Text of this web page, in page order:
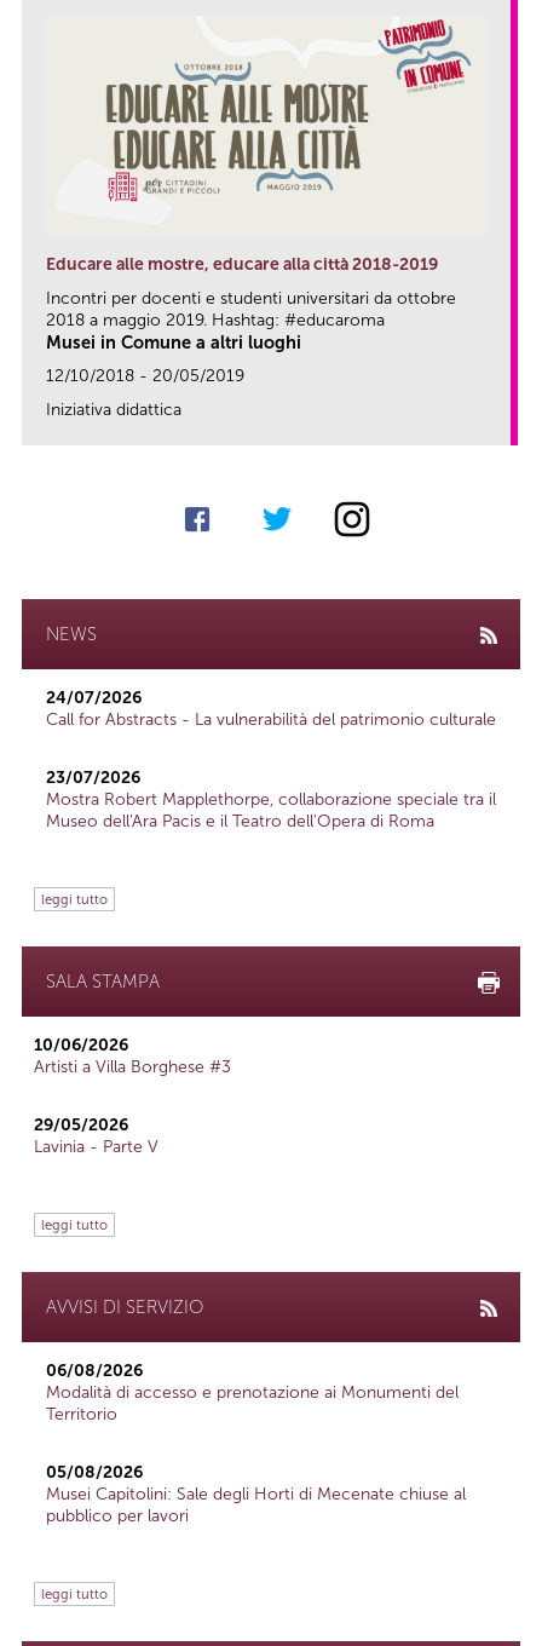
Educare alle mostre, educare alla città 2018-2019
Incontri per docenti e studenti universitari da ottobre
2018 a maggio 2019. Hashtag: #educaroma
Musei in Comune a altri luoghi
12/10/2018 - 20/05/2019
Iniziativa didattica
NEWS
24/07/2026
Call for Abstracts - La vulnerabilità del patrimonio culturale
23/07/2026
Mostra Robert Mapplethorpe, collaborazione speciale tra il
Museo dell'Ara Pacis e il Teatro dell'Opera di Roma
leggi tutto
SALA STAMPA
10/06/2026
Artisti a Villa Borghese #3
29/05/2026
Lavinia - Parte V
leggi tutto
AVVISI DI SERVIZIO
06/08/2026
Modalità di accesso e prenotazione ai Monumenti del
Territorio
05/08/2026
Musei Capitolini: Sale degli Horti di Mecenate chiuse al
pubblico per lavori
leggi tutto